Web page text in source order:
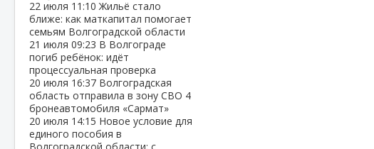
22 июля 11:10Жильё стало
ближе: как маткапитал помогает
семьям Волгоградской области
21 июля 09:23 В Волгограде
погиб ребёнок: идёт
процессуальная проверка
20 июля 16:37 Волгоградская
область отправила в зону СВО 4
бронеавтомобиля «Сармат»
20 июля 14:15 Новое условие для
единого пособия в